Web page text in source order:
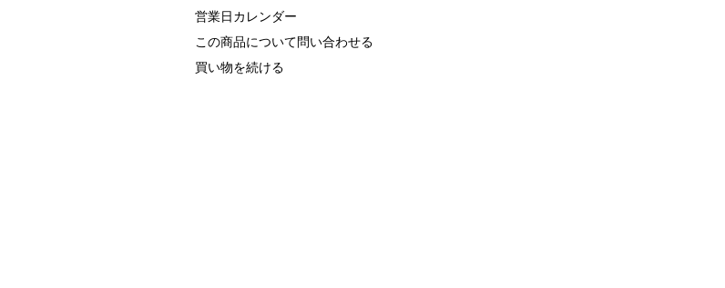
営業日カレンダー
この商品について問い合わせる
買い物を続ける